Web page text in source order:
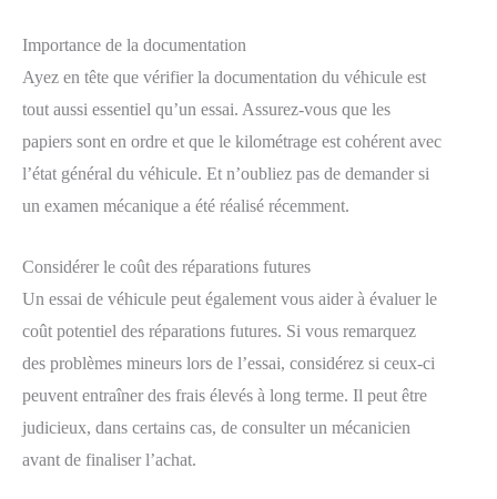
Importance de la documentation
Ayez en tête que vérifier la documentation du véhicule est
tout aussi essentiel qu’un essai. Assurez-vous que les
papiers sont en ordre et que le kilométrage est cohérent avec
l’état général du véhicule. Et n’oubliez pas de demander si
un examen mécanique a été réalisé récemment.
Considérer le coût des réparations futures
Un essai de véhicule peut également vous aider à évaluer le
coût potentiel des réparations futures. Si vous remarquez
des problèmes mineurs lors de l’essai, considérez si ceux-ci
peuvent entraîner des frais élevés à long terme. Il peut être
judicieux, dans certains cas, de consulter un mécanicien
avant de finaliser l’achat.